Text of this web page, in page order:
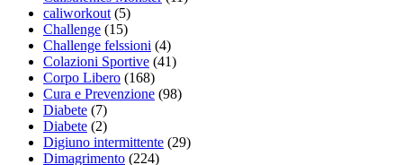
caliworkout (5)
Challenge (15)
Challenge felssioni (4)
Colazioni Sportive (41)
Corpo Libero (168)
Cura e Prevenzione (98)
Diabete (7)
Diabete (2)
Digiuno intermittente (29)
Dimagrimento (224)